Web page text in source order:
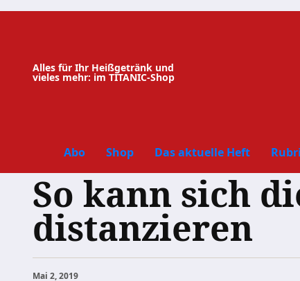
Zum
Alles für Ihr Heißgetränk und
vieles mehr: im TITANIC-Shop
Abo Shop Das aktuelle Heft
So kann sich
distanzieren
Mai 2, 2019